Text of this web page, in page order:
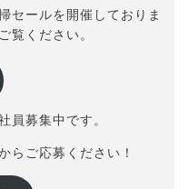
セールを開催しておりま
覧ください。
員募集中です。
らご応募ください！